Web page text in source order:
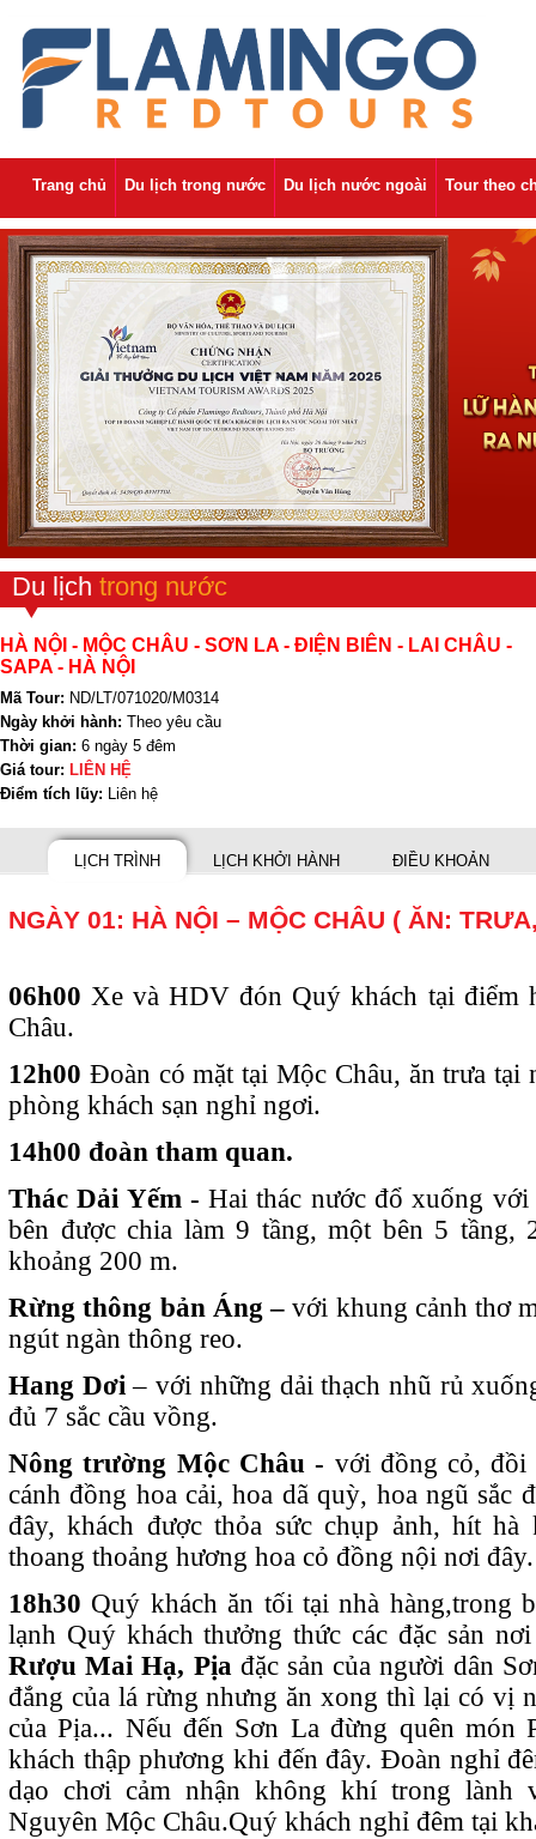
Trang chủ Du lịch trong nước Du lịch nước ngoài Tour theo
Du lịch trong nước
HÀ NỘI - MỘC CHÂU - SƠN LA - ĐIỆN BIÊN - LAI CHÂU -
SAPA - HÀ NỘI
Mã Tour: ND/LT/071020/M0314
Ngày khởi hành: Theo yêu cầu
Thời gian: 6 ngày 5 đêm
Giá tour: LIÊN HỆ
Điểm tích lũy: Liên hệ
LỊCH TRÌNH LỊCH KHỞI HÀNH ĐIỀU KHOẢN
NGÀY 01: HÀ NỘI – MỘC CHÂU ( ĂN:
06h00Xe và HDV đón Quý khách tại điểm
Châu.
12h00 Đoàn có mặt tại Mộc Châu, ăn trưa tại
phòng khách sạn nghỉ ngơi.
14h00 đoàn tham quan.
Thác Dải Yếm -Hai thác nước đổ xuống
bên được chia làm 9 tầng, một bên 5 tầng,
khoảng 200 m.
Rừng thông bản Áng – với khung cảnh thơ
ngút ngàn thông reo.
Hang Dơi– với những dải thạch nhũ rủ
đủ 7 sắc cầu vồng.
Nông trường Mộc Châu - với đồng cỏ,đồi
cánh đồng hoa cải, hoa dã quỳ, hoa ngũ sắc
đây, khách được thỏa sức chụp ảnh, hít
thoang thoảng hương hoa cỏ đồng
18h30 Quý khách ăn tối tại nhà hàng,trong
lạnh Quý khách thưởng thức các đặc sản
Rượu Mai Hạ, Pịađặc sản của người dân
đắng của lá rừng nhưng ăn xong thì lại có vị
của Pịa... Nếu đến Sơn La đừng quên món
khách thập phương khi đến đây. Đoàn nghỉ
dạo chơi cảm nhận không khí trong lành
Nguyên Mộc Châu.Quý khách nghỉ đêm tại